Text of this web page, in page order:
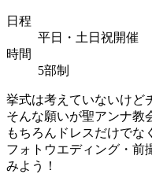
日程
平日・土日祝開催
時間
5部制
挙式は考えていないけど
そんな願いが聖アンナ教
もちろんドレスだけでな
フォトウエディング・前
みよう！